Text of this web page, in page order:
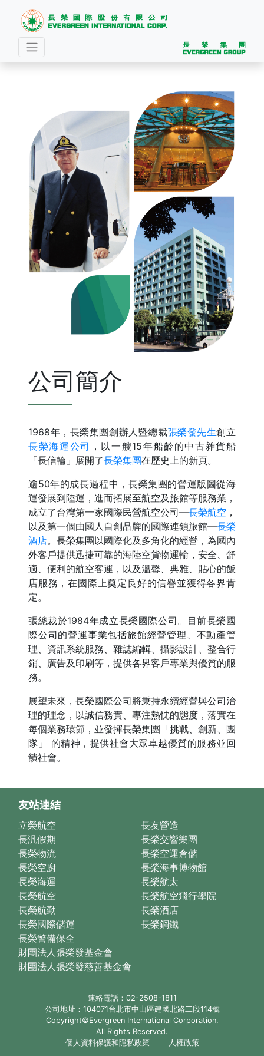
公司簡介
1968年，長榮集團創辦人暨總裁張榮發先生創立
長榮海運公司 ，以一艘15年船齡的中古雜貨船
「長信輪」展開了長榮集團在歷史上的新頁。
逾50年的成長過程中，長榮集團的營運版圖從海
運發展到陸運，進而拓展至航空及旅館等服務業，
成立了台灣第一家國際民營航空公司—長榮航空 ，
以及第一個由國人自創品牌的國際連鎖旅館—長榮
酒店。長榮集團以國際化及多角化的經營，為國內
外客戶提供迅捷可靠的海陸空貨物運輸，安全、舒
適、便利的航空客運，以及溫馨、典雅、貼心的飯
店服務，在國際上奠定良好的信譽並獲得各界肯
定。
張總裁於1984年成立長榮國際公司。目前長榮國
際公司的營運事業包括旅館經營管理、不動產管
理、資訊系統服務、雜誌編輯、攝影設計、整合行
銷、廣告及印刷等，提供各界客戶專業與優質的服
務。
展望未來，長榮國際公司將秉持永續經營與公司治
理的理念，以誠信務實、專注熱忱的態度，落實在
每個業務環節，並發揮長榮集團「挑戰、創新、團
隊」 的精神，提供社會大眾卓越優質的服務並回
饋社會。
友站連結
立榮航空
長友營造
長汎假期
長榮交響樂團
長榮物流
長榮空運倉儲
長榮空廚
長榮海事博物館
長榮海運
長榮航太
長榮航空
長榮航空飛行學院
長榮航勤
長榮酒店
長榮國際儲運
長榮鋼鐵
長榮警備保全
財團法人張榮發基金會
財團法人張榮發慈善基金會
連絡電話：02-2508-1811
公司地址：104071台北市中山區建國北路二段114號
Copyright©Evergreen International Corporation.
All Rights Reserved.
個人資料保護和隱私政策
人權政策